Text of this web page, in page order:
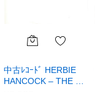
中古ﾚｺｰﾄﾞ HERBIE
HANCOCK – THE …